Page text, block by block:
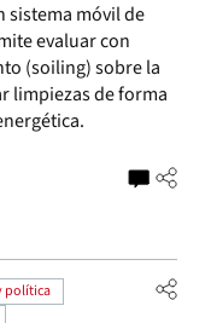
sistema móvil de
evaluar con
(soiling) sobre la
limpiezas de forma
política